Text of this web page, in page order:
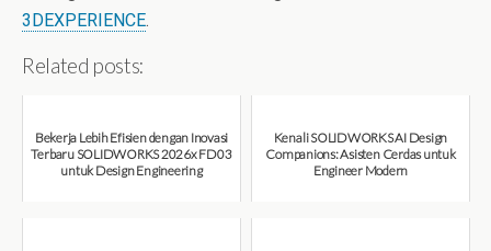
3DEXPERIENCE.
Related posts:
Bekerja Lebih Efisien dengan Inovasi
Terbaru SOLIDWORKS 2026x FD03
untuk Design Engineering
Kenali SOLIDWORKS AI Design
Companions: Asisten Cerdas untuk
Engineer Modern